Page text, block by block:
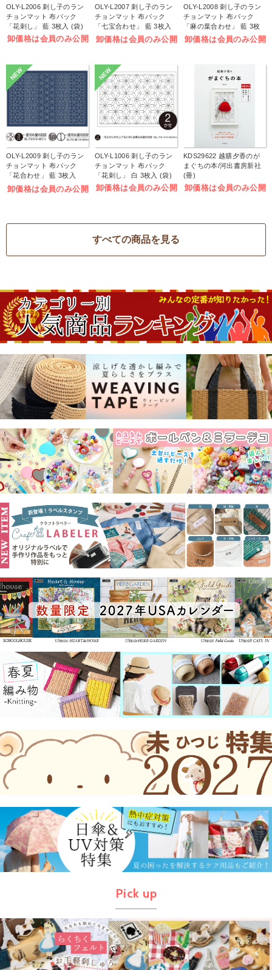
OLY-L2006 刺し子のラン
チョンマット 布パック
「花刺し」 藍 3枚入 (袋)
卸価格は会員のみ公開
OLY-L2007 刺し子のラン
チョンマット 布パック
「七宝合わせ」 藍 3枚入
(袋)
卸価格は会員のみ公開
OLY-L2008 刺し子のラン
チョンマット 布パック
「麻の葉合わせ」 藍 3枚
入 (袋)
卸価格は会員のみ公開
NEW
OLY-L2009 刺し子のラン
チョンマット 布パック
「花合わせ」 藍 3枚入
(袋)
卸価格は会員のみ公開
NEW
OLY-L1006 刺し子のラン
チョンマット 布パック
「花刺し」 白 3枚入 (袋)
卸価格は会員のみ公開
KDS29622 越膳夕香のが
まぐちの本/河出書房新社
(冊)
卸価格は会員のみ公開
すべての商品を見る
Pick up